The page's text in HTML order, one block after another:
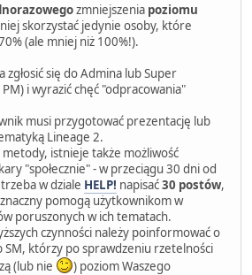
zmniejszenia poziomu
skorzystać jedynie osoby, które
(ale mniej niż 100%!).
zgłosić się do Admina lub Super
i wyrazić chęć "odpracowania"
musi przygotować prezentację lub
Lineage 2.
istnieje także możliwość
"społecznie" - w przeciągu 30 dni od
w dziale HELP! napisać30 postów,
pomogą użytkownikom w
poruszonych w ich tematach.
czynności należy poinformować o
SM, którzy po sprawdzeniu rzetelności
(lub nie
) poziom Waszego